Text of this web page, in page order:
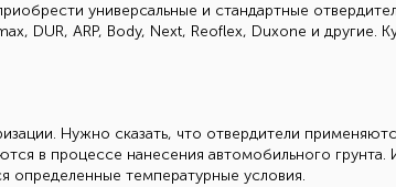
универсальные и стандартные
DUR, ARP, Body, Next, Reoflex, Duxone и другие.
Нужно сказать, что отвердители
в процессе нанесения автомобильного
температурные условия.